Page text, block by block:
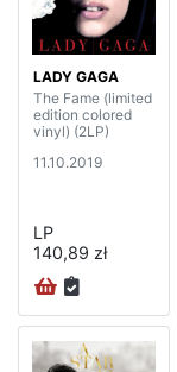
LADY GAGA
The Fame (limited
edition colored
vinyl) (2LP)
11.10.2019
LP
140,89 zł